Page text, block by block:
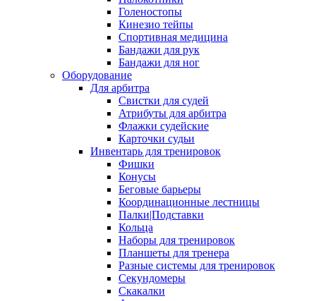
Голеностопы
Кинезио тейпы
Спортивная медицина
Бандажи для рук
Бандажи для ног
Оборудование
Для арбитра
Свистки для судей
Атрибуты для арбитра
Флажки судейские
Карточки судьи
Инвентарь для тренировок
Фишки
Конусы
Беговые барьеры
Координационные лестницы
Палки|Подставки
Кольца
Наборы для тренировок
Планшеты для тренера
Разные системы для тренировок
Секундомеры
Скакалки